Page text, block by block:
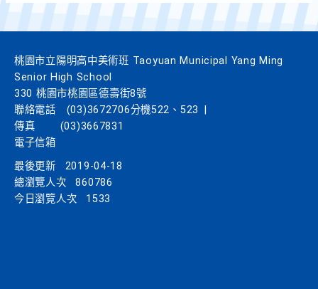
桃園市立陽明高中美術班 Taoyuan Municipal Yang Ming
Senior High School
330 桃園市桃園區德壽街8號
聯絡電話
(03)3672706分機522、523
傳真
(03)3667831
電子信箱
最後更新
2019-04-18
總瀏覽人次
860786
今日瀏覽人次
1533